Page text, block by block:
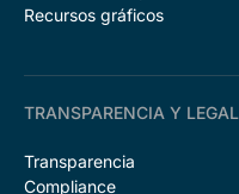
Recursos gráficos
TRANSPARENCIA Y LEGAL
Transparencia
Compliance